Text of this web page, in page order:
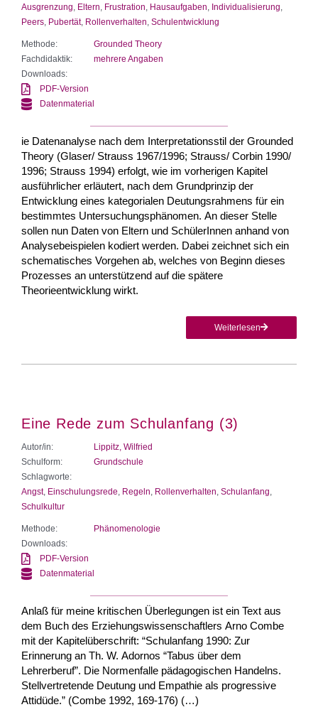
Ausgrenzung Eltern Frustration Hausaufgaben Individualisierung
Peers Pubertät, Rollenverhalten Schulentwicklung
Methode:
Grounded Theory
Fachdidaktik:
mehrere Angaben
Downloads:
PDF-Version
Datenmaterial
ie Datenanalyse nach dem Interpretationsstil der Grounded
Theory (Glaser/ Strauss 1967/1996; Strauss/ Corbin 1990/
1996; Strauss 1994) erfolgt, wie im vorherigen Kapitel
ausführlicher erläutert, nach dem Grundprinzip der
Entwicklung eines kategorialen Deutungsrahmens für ein
bestimmtes Untersuchungsphänomen. An dieser Stelle
sollen nun Daten von Eltern und SchülerInnen anhand von
Analysebeispielen kodiert werden. Dabei zeichnet sich ein
schematisches Vorgehen ab, welches von Beginn dieses
Prozesses an unterstützend auf die spätere
Theorieentwicklung wirkt.
Weiterlesen
Eine Rede zum Schulanfang (3)
Autor/in:
Lippitz, Wilfried
Schulform:
Grundschule
Schlagworte:
Angst, Einschulungsrede Regeln Rollenverhalten Schulanfang
Schulkultur
Methode:
Phänomenologie
Downloads:
PDF-Version
Datenmaterial
Anlaß für meine kritischen Überlegungen ist ein Text aus
dem Buch des Erziehungswissenschaftlers Arno Combe
mit der Kapitelüberschrift: “Schulanfang 1990: Zur
Erinnerung an Th. W. Adornos “Tabus über dem
Lehrerberuf”. Die Normenfalle pädagogischen Handelns.
Stellvertretende Deutung und Empathie als progressive
Attidüde.” (Combe 1992, 169-176) (…)